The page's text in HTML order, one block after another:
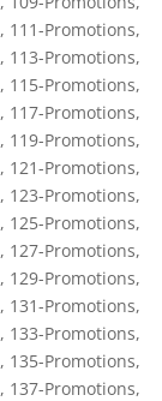
, 111-Promotions,
, 113-Promotions,
, 115-Promotions,
, 117-Promotions,
, 119-Promotions,
, 121-Promotions,
, 123-Promotions,
, 125-Promotions,
, 127-Promotions,
, 129-Promotions,
, 131-Promotions,
, 133-Promotions,
, 135-Promotions,
, 137-Promotions,